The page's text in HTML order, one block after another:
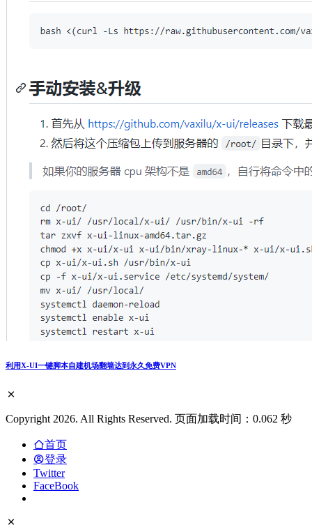
利用X-UI一键脚本自建机场翻墙达到永久免费VPN
Copyright 2026. All Rights Reserved. 页面加载时间：0.062 秒
首页
登录
Twitter
FaceBook